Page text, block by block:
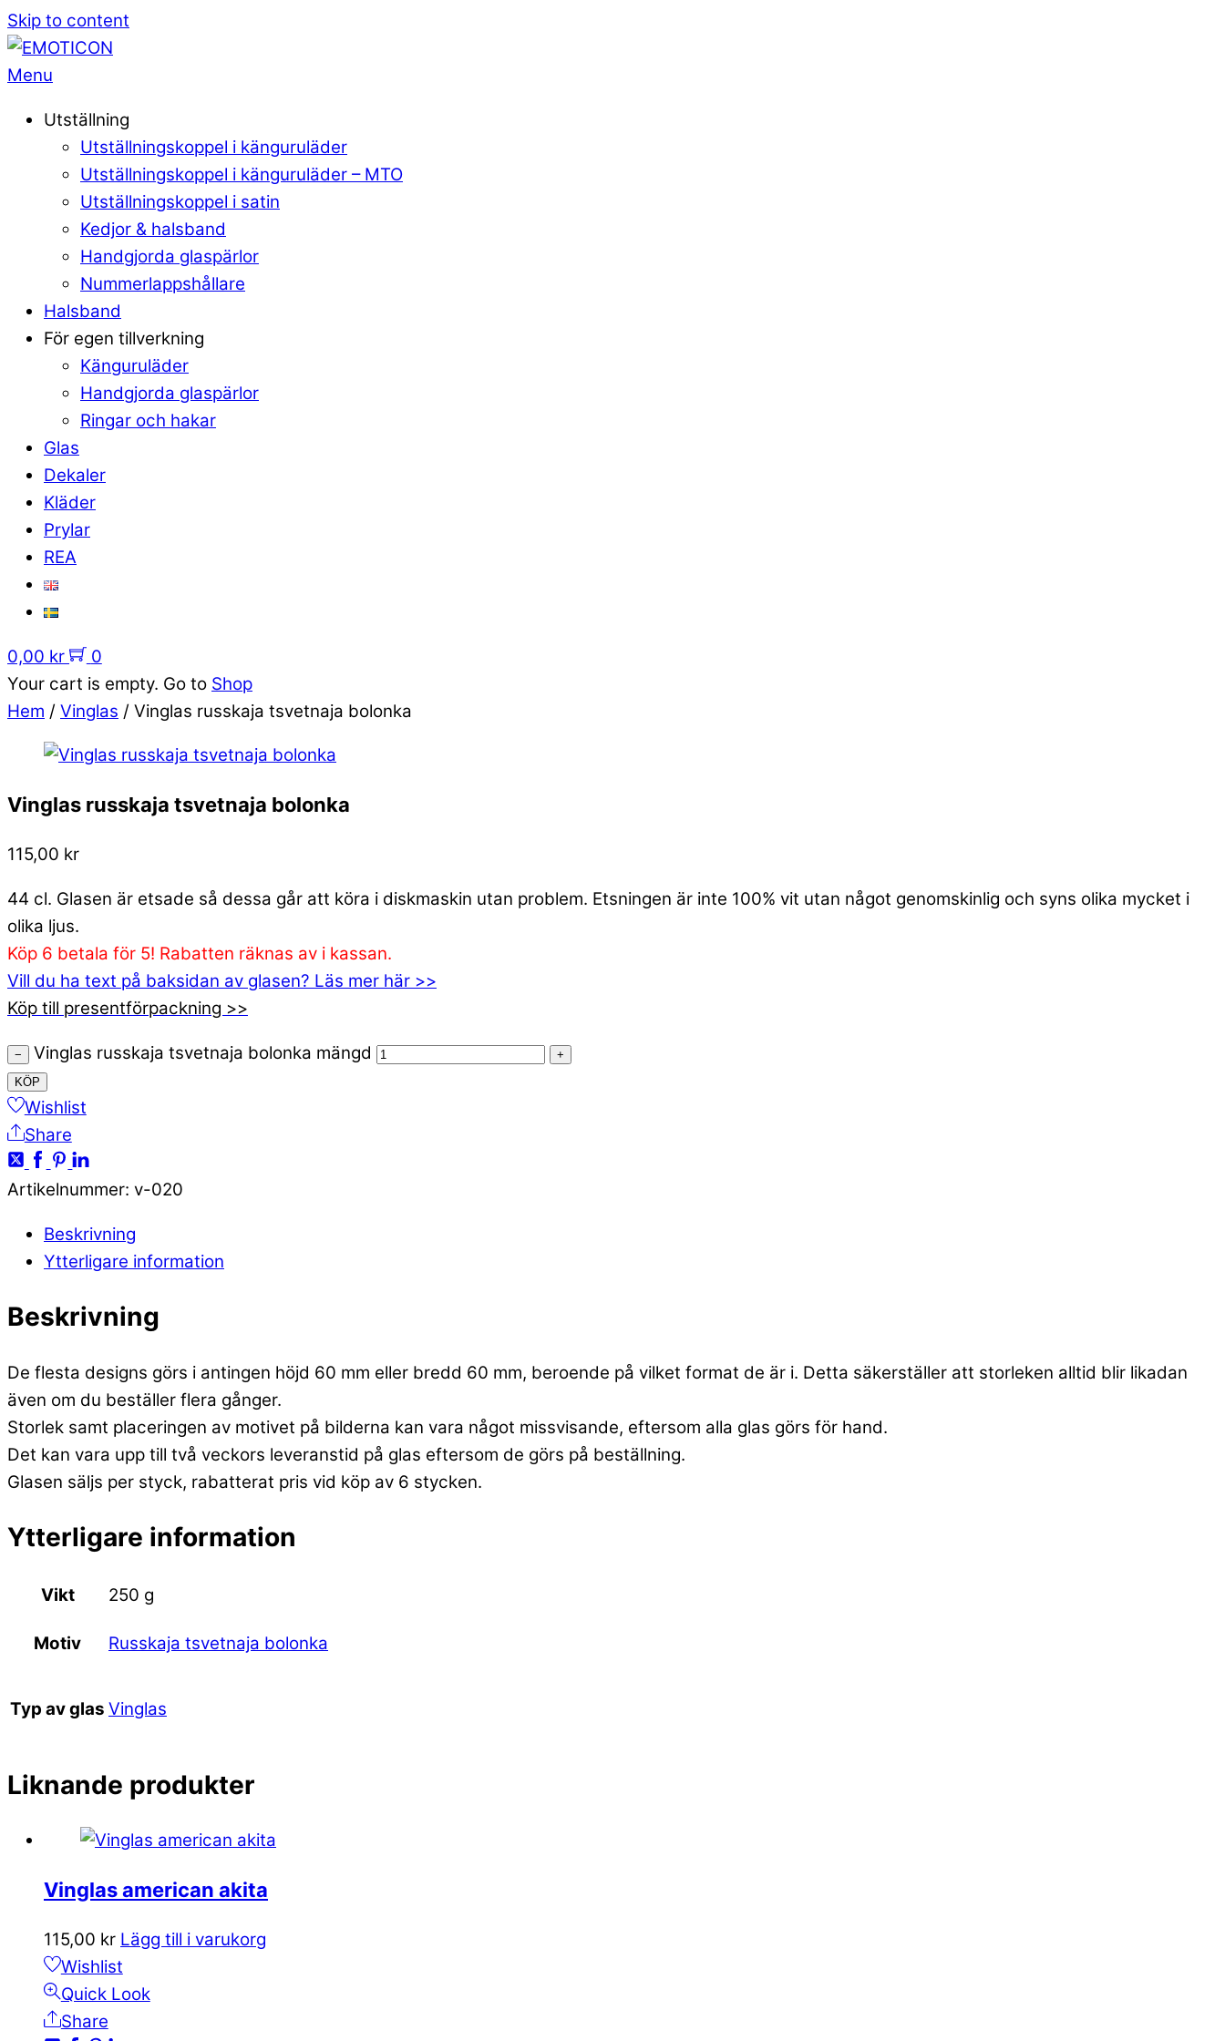
Skip to content
Menu
Utställning
Utställningskoppel i känguruläder
Utställningskoppel i känguruläder – MTO
Utställningskoppel i satin
Kedjor & halsband
Handgjorda glaspärlor
Nummerlappshållare
Halsband
För egen tillverkning
Känguruläder
Handgjorda glaspärlor
Ringar och hakar
Glas
Dekaler
Kläder
Prylar
REA
0,00 kr
0
Your cart is empty. Go to Shop
Hem / Vinglas / Vinglas russkaja tsvetnaja bolonka
Vinglas russkaja tsvetnaja bolonka
115,00 kr
44 cl. Glasen är etsade så dessa går att köra i diskmaskin utan problem. Etsningen är inte 100% vit utan något genomskinlig och syns olika mycket i
olika ljus.
Köp 6 betala för 5! Rabatten räknas av i kassan.
Vill du ha text på baksidan av glasen? Läs mer här >>
Köp till presentförpackning >>
− Vinglas russkaja tsvetnaja bolonka mängd
+
KÖP
Wishlist
Share
Artikelnummer: v-020
Beskrivning
Ytterligare information
Beskrivning
De flesta designs görs i antingen höjd 60 mm eller bredd 60 mm, beroende på vilket format de är i. Detta säkerställer att storleken alltid blir likadan
även om du beställer flera gånger.
Storlek samt placeringen av motivet på bilderna kan vara något missvisande, eftersom alla glas görs för hand.
Det kan vara upp till två veckors leveranstid på glas eftersom de görs på beställning.
Glasen säljs per styck, rabatterat pris vid köp av 6 stycken.
Ytterligare information
Vikt 250 g
Motiv Russkaja tsvetnaja bolonka
Typ av glas Vinglas
Liknande produkter
Vinglas american akita
115,00 kr Lägg till i varukorg
Wishlist
Quick Look
Share